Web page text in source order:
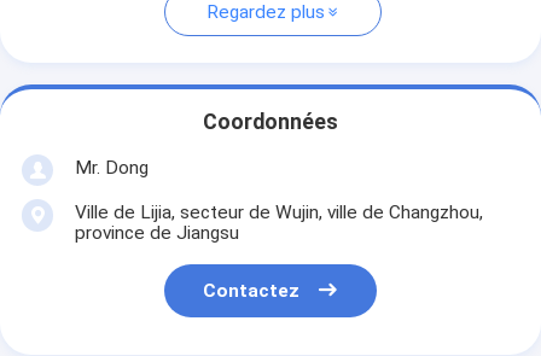
Regardez plus
Coordonnées
Mr. Dong
Ville de Lijia, secteur de Wujin, ville de Changzhou,
province de Jiangsu
Contactez